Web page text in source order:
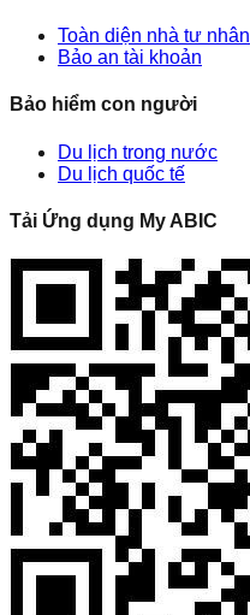
Toàn diện nhà tư nhân
Bảo an tài khoản
Bảo hiểm con người
Du lịch trong nước
Du lịch quốc tế
Tải Ứng dụng My ABIC